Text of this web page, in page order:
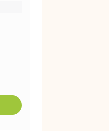
ADDTOCART